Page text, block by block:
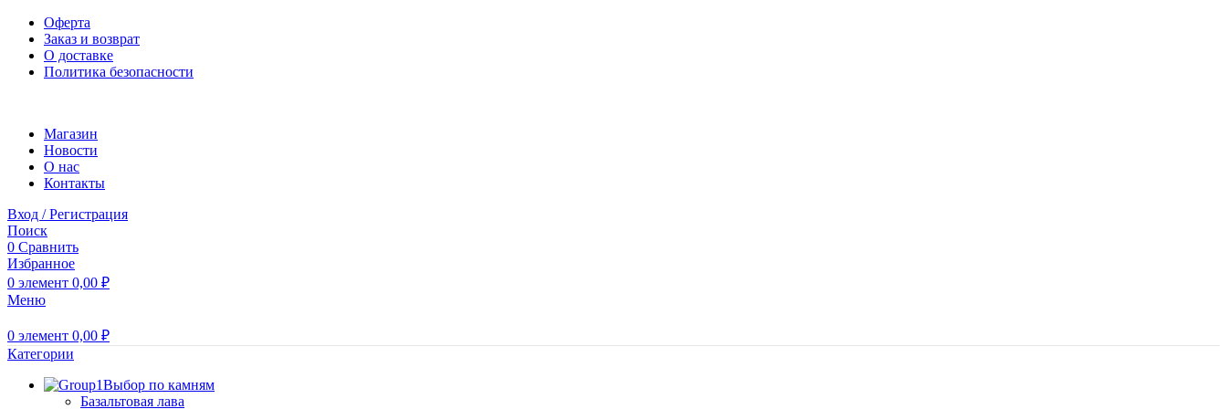
Оферта
Заказ и возврат
О доставке
Политика безопасности
Магазин
Новости
O нас
Контакты
Вход / Регистрация
Поиск
0 Сравнить
Избранное
0 элемент 0,00 ₽
Меню
0 элемент 0,00 ₽
Категории
Выбор по камням
Базальтовая лава